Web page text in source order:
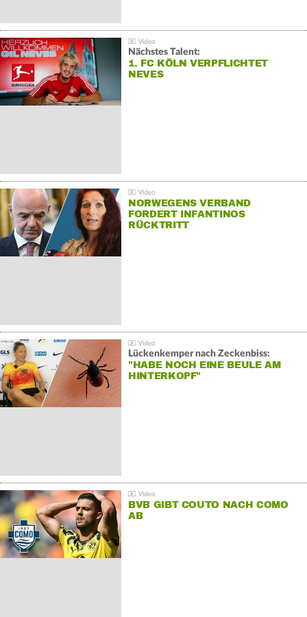
Nächstes Talent:
1. FC KÖLN VERPFLICHTET
NEVES
NORWEGENS VERBAND
FORDERT INFANTINOS
RÜCKTRITT
Lückenkemper nach Zeckenbiss:
"HABE NOCH EINE BEULE AM
HINTERKOPF"
BVB GIBT COUTO NACH COMO
AB